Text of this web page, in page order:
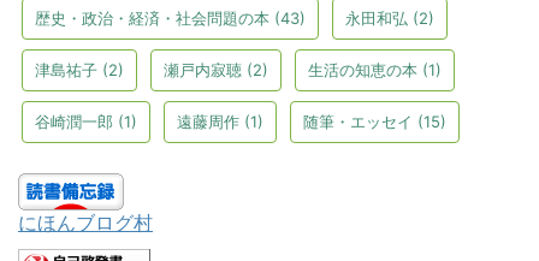
歴史・政治・経済・社会問題の本 (43) 永田和弘 (2)
津島祐子 (2) 瀬戸内寂聴 (2) 生活の知恵の本 (1)
谷崎潤一郎 (1) 遠藤周作 (1) 随筆・エッセイ (15)
にほんブログ村